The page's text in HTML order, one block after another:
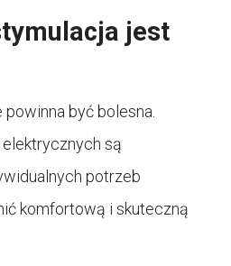
jest
być bolesna.
są
potrzeb
komfortową i skuteczną